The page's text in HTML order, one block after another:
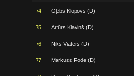
74 Gļebs Klopovs (D)
75 Artūrs Kļaviņš (D)
76 Niks Vjaters (D)
77 Markuss Rode (D)